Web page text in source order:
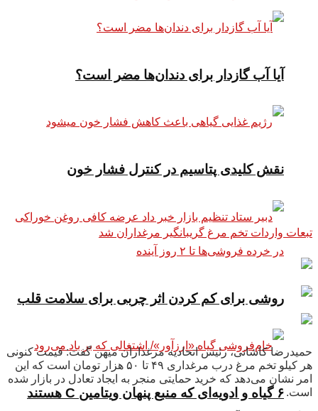
آیا آب گازدار برای دندان‌ها مضر است؟
نقش کلیدی پتاسیم در کنترل فشار خون
روشی برای کم کردن اثر چربی برای سلامت قلب
۶ گیاه و ادویه‌ای که منبع پنهان ویتامین C هستند
تبعات واردات تخم مرغ گریبانگیر مرغداران شد
حمیدرضا کاشانی، رئیس اتحادیه مرغداران میهن گفت: قیمت کنونی
هر کیلو تخم مرغ درب مرغداری ۴۹ تا ۵۰ هزار تومان است که این
امر نشان می‌دهد که خرید حمایتی منجر به ایجاد تعادل در بازار شده
است.